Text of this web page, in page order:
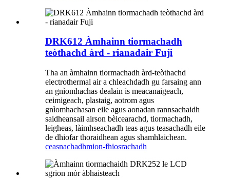
DRK612 Àmhainn tiormachadh
teòthachd àrd - rianadair Fuji
Tha an àmhainn tiormachadh àrd-teòthachd
electrothermal air a chleachdadh gu farsaing ann
an gnìomhachas dealain is meacanaigeach,
ceimigeach, plastaig, aotrom agus
gnìomhachasan eile agus aonadan rannsachaidh
saidheansail airson bèicearachd, tiormachadh,
leigheas, làimhseachadh teas agus teasachadh eile
de dhiofar thoraidhean agus shamhlaichean.
ceasnachadhmion-fhiosrachadh